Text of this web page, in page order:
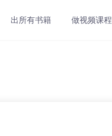
出所有书籍 做视频课程